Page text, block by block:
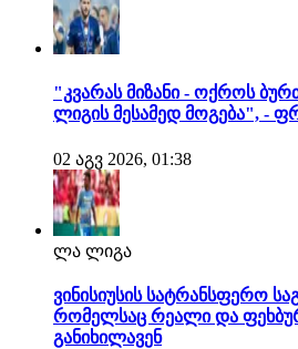
"კვარას მიზანი - ოქროს
ლიგის მესამედ მოგება", -
02 აგვ 2026, 01:38
ლა ლიგა
ვინისიუსის სატრანსფერო
რომელსაც რეალი და
განიხილავენ